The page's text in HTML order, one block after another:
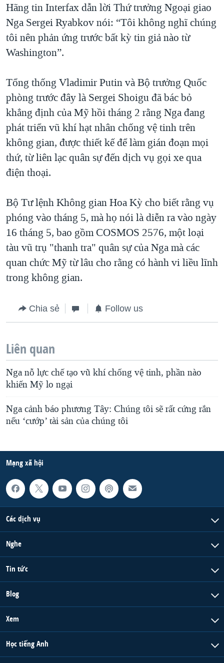
Hãng tin Interfax dẫn lời Thứ trưởng Ngoại giao
Nga Sergei Ryabkov nói: “Tôi không nghĩ chúng
tôi nên phản ứng trước bất kỳ tin giả nào từ
Washington”.
Tổng thống Vladimir Putin và Bộ trưởng Quốc
phòng trước đây là Sergei Shoigu đã bác bỏ
khẳng định của Mỹ hồi tháng 2 rằng Nga đang
phát triển vũ khí hạt nhân chống vệ tinh trên
không gian, được thiết kế để làm gián đoạn mọi
thứ, từ liên lạc quân sự đến dịch vụ gọi xe qua
điện thoại.
Bộ Tư lệnh Không gian Hoa Kỳ cho biết rằng vụ
phóng vào tháng 5, mà họ nói là diễn ra vào ngày
16 tháng 5, bao gồm COSMOS 2576, một loại
tàu vũ trụ "thanh tra" quân sự của Nga mà các
quan chức Mỹ từ lâu cho rằng có hành vi liều lĩnh
trong không gian.
Chia sẻ Follow us
Liên quan
Nga nỗ lực chế tạo vũ khí chống vệ tinh, phần nào
khiến Mỹ lo ngại
Nga cảnh báo phương Tây: Chúng tôi sẽ rất cứng rắn
nếu ‘cướp’ tài sản của chúng tôi
Mạng xã hội
Các dịch vụ
Nghe
Tin tức
Blog
Xem
Học tiếng Anh